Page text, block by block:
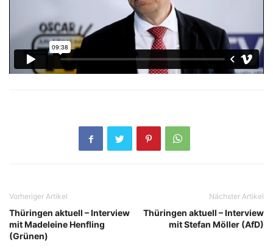
Vorheriger Artikel
Thüringen aktuell – Interview
mit Madeleine Henfling
(Grünen)
Nächster Artikel
Thüringen aktuell – Interview
mit Stefan Möller (AfD)